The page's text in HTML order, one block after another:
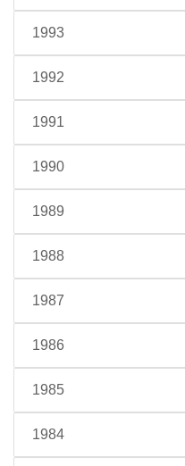
1993
1992
1991
1990
1989
1988
1987
1986
1985
1984